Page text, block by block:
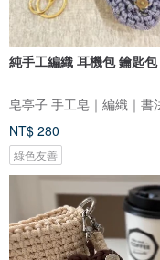
純手工編織 耳機包 鑰匙
皂亭子 手工皂｜編織｜書
NT$ 280
綠色友善